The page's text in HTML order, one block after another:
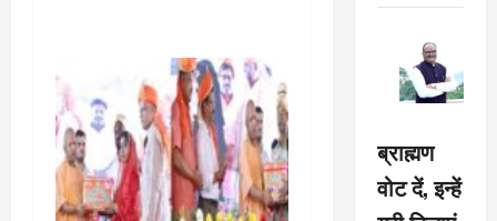
ब्राह्मण
वोट दें, इन्हें